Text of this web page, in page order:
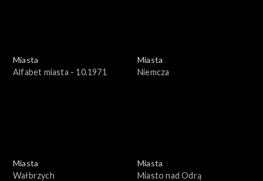
Miasta
Alfabet miasta - 10.1971
Miasta
Niemcza
Miasta
Wałbrzych
Miasta
Miasto nad Odrą